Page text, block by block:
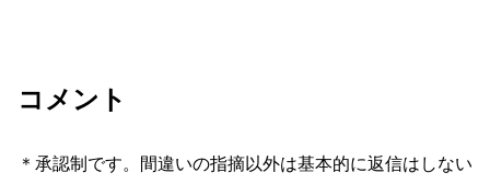
コメント
＊承認制です。間違いの指摘以外は基本的に返信はしない